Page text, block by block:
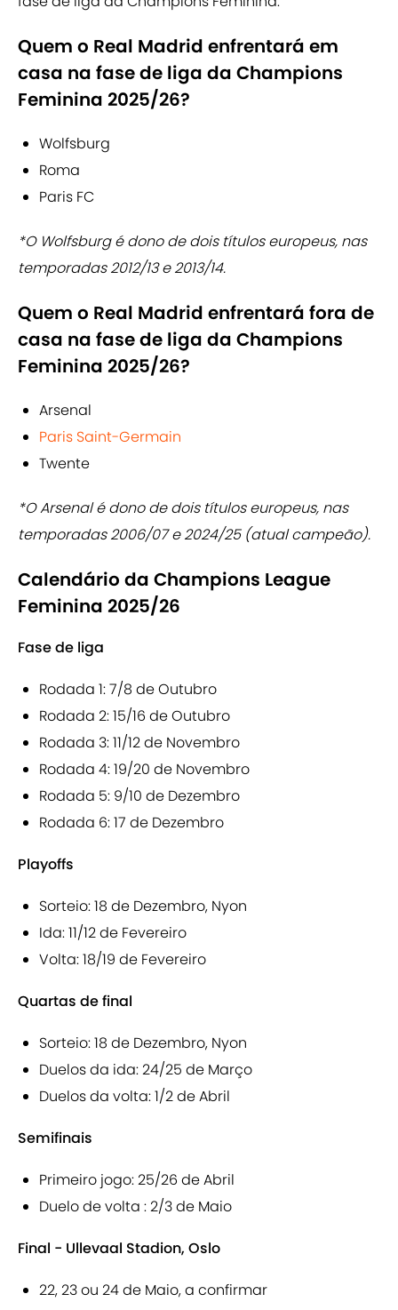
Quem o Real Madrid enfrentará em
casa na fase de liga da Champions
Feminina 2025/26?
Wolfsburg
Roma
Paris FC
*O Wolfsburg é dono de dois títulos europeus, nas
temporadas 2012/13 e 2013/14.
Quem o Real Madrid enfrentará fora de
casa na fase de liga da Champions
Feminina 2025/26?
Arsenal
Paris Saint-Germain
Twente
*O Arsenal é dono de dois títulos europeus, nas
temporadas 2006/07 e 2024/25 (atual campeão).
Calendário da Champions League
Feminina 2025/26
Fase de liga
Rodada 1: 7/8 de Outubro
Rodada 2: 15/16 de Outubro
Rodada 3: 11/12 de Novembro
Rodada 4: 19/20 de Novembro
Rodada 5: 9/10 de Dezembro
Rodada 6: 17 de Dezembro
Playoffs
Sorteio: 18 de Dezembro, Nyon
Ida: 11/12 de Fevereiro
Volta: 18/19 de Fevereiro
Quartas de final
Sorteio: 18 de Dezembro, Nyon
Duelos da ida: 24/25 de Março
Duelos da volta: 1/2 de Abril
Semifinais
Primeiro jogo: 25/26 de Abril
Duelo de volta : 2/3 de Maio
Final - Ullevaal Stadion, Oslo
22, 23 ou 24 de Maio, a confirmar